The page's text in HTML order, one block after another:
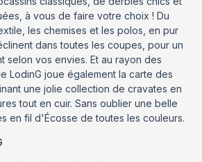
à vous de faire votre choix ! Du
les chemises et les polos, en pur
dans toutes les coupes, pour un
selon vos envies. Et au rayon des
LodinG joue également la carte des
une jolie collection de cravates en
tout en cuir. Sans oublier une belle
en fil d'Écosse de toutes les couleurs.